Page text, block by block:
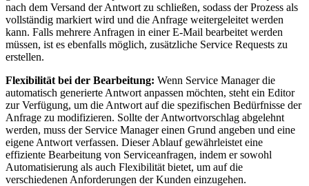
nach dem Versand der Antwort zu schließen, sodass der Prozess als
vollständig markiert wird und die Anfrage weitergeleitet werden
kann. Falls mehrere Anfragen in einer E-Mail bearbeitet werden
müssen, ist es ebenfalls möglich, zusätzliche Service Requests zu
erstellen.
Flexibilität bei der Bearbeitung: Wenn Service Manager die
automatisch generierte Antwort anpassen möchten, steht ein Editor
zur Verfügung, um die Antwort auf die spezifischen Bedürfnisse der
Anfrage zu modifizieren. Sollte der Antwortvorschlag abgelehnt
werden, muss der Service Manager einen Grund angeben und eine
eigene Antwort verfassen. Dieser Ablauf gewährleistet eine
effiziente Bearbeitung von Serviceanfragen, indem er sowohl
Automatisierung als auch Flexibilität bietet, um auf die
verschiedenen Anforderungen der Kunden einzugehen.